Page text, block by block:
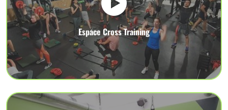
Espace Cross Training